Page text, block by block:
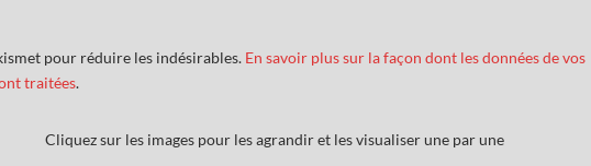
pour réduire les indésirables. En savoir plus sur la façon dont les données de vos
traitées.
Cliquez sur les images pour les agrandir et les visualiser une par une